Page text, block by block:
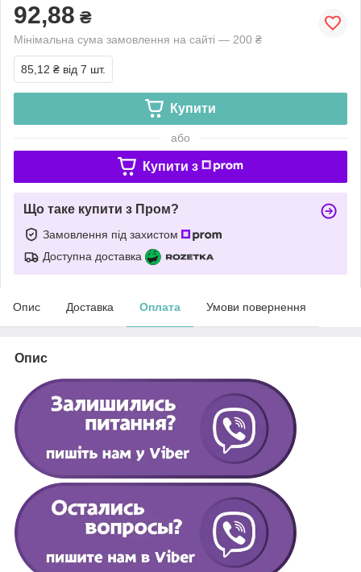
92,88 ₴
Мінімальна сума замовлення на сайті — 200 ₴
85,12 ₴ від 7 шт.
Купити
або
Купити з
Що таке купити з Пром?
Замовлення під захистом
Доступна доставка
Опис Доставка Оплата Умови повернення
Опис